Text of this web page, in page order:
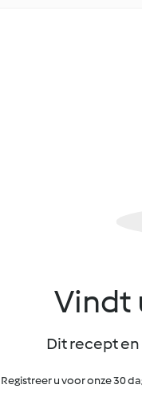
Vindt
Dit recept
Registreer u voor onze 30